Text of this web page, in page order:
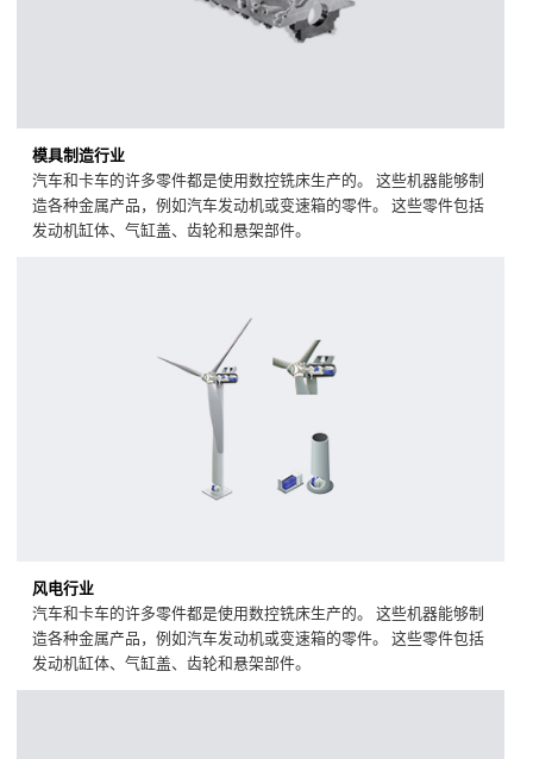
模具制造行业
汽车和卡车的许多零件都是使用数控铣床生产的。 这些机器能够制
造各种金属产品，例如汽车发动机或变速箱的零件。 这些零件包括
发动机缸体、气缸盖、齿轮和悬架部件。
风电行业
汽车和卡车的许多零件都是使用数控铣床生产的。 这些机器能够制
造各种金属产品，例如汽车发动机或变速箱的零件。 这些零件包括
发动机缸体、气缸盖、齿轮和悬架部件。